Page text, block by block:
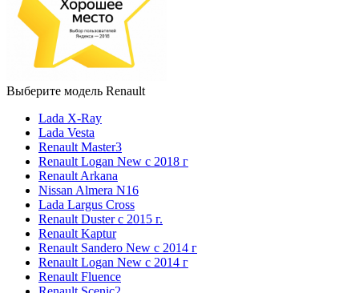
Выберите модель Renault
Lada X-Ray
Lada Vesta
Renault Master3
Renault Logan New с 2018 г
Renault Arkana
Nissan Almera N16
Lada Largus Cross
Renault Duster с 2015 г.
Renault Kaptur
Renault Sandero New с 2014 г
Renault Logan New с 2014 г
Renault Fluence